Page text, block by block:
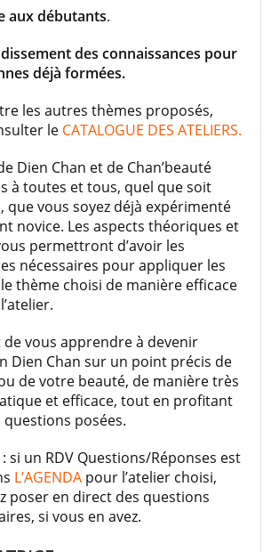
aux débutants.
des connaissances pour
déjà formées.
les autres thèmes proposés,
le CATALOGUE DES ATELIERS.
Dien Chan et de Chan’beauté
à toutes et tous, quel que soit
que vous soyez déjà expérimenté
novice. Les aspects théoriques et
permettront d’avoir les
nécessaires pour appliquer les
thème choisi de manière efficace
de vous apprendre à devenir
Dien Chan sur un point précis de
de votre beauté, de manière très
et efficace, tout en profitant
questions posées.
si un RDV Questions/Réponses est
L’AGENDA pour l’atelier choisi,
poser en direct des questions
si vous en avez.